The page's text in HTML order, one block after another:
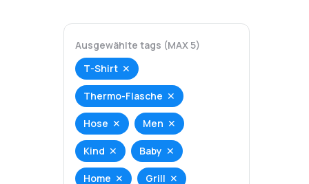
Ausgewählte tags (MAX 5)
T-Shirt
Thermo-Flasche
Hose Men
Kind Baby
Home Grill